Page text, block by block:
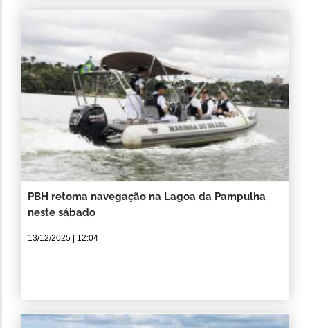
PBH retoma navegação na Lagoa da Pampulha
neste sábado
13/12/2025 | 12:04